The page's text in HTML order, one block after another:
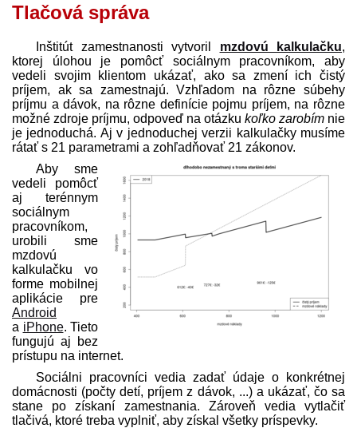
Tlačová správa
Inštitút zamestnanosti vytvoril mzdovú kalkulačku,
ktorej úlohou je pomôcť sociálnym pracovníkom, aby
vedeli svojim klientom ukázať, ako sa zmení ich čistý
príjem, ak sa zamestnajú. Vzhľadom na rôzne súbehy
príjmu a dávok, na rôzne definície pojmu príjem, na rôzne
možné zdroje príjmu, odpoveď na otázku koľko zarobím nie
je jednoduchá. Aj v jednoduchej verzii kalkulačky musíme
rátať s 21 parametrami a zohľadňovať 21 zákonov.
Aby sme
vedeli pomôcť
aj terénnym
sociálnym
pracovníkom,
urobili sme
mzdovú
kalkulačku vo
forme mobilnej
aplikácie pre
Android
a iPhone. Tieto
fungujú aj bez
prístupu na internet.
Sociálni pracovníci vedia zadať údaje o konkrétnej
domácnosti (počty detí, príjem z dávok, ...) a ukázať, čo sa
stane po získaní zamestnania. Zároveň vedia vytlačiť
tlačivá, ktoré treba vyplniť, aby získal všetky príspevky.